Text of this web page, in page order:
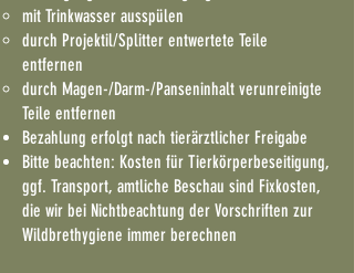
mit Trinkwasser ausspülen
durch Projektil/Splitter entwertete Teile
entfernen
durch Magen-/Darm-/Panseninhalt verunreinigte
Teile entfernen
Bezahlung erfolgt nach tierärztlicher Freigabe
Bitte beachten: Kosten für Tierkörperbeseitigung,
ggf. Transport, amtliche Beschau sind Fixkosten,
die wir bei Nichtbeachtung der Vorschriften zur
Wildbrethygiene immer berechnen